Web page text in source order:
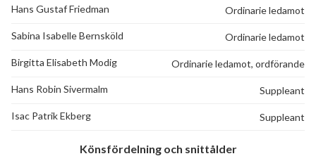
Hans Gustaf Friedman Ordinarie ledamot
Sabina Isabelle Bernsköld Ordinarie ledamot
Birgitta Elisabeth Modig Ordinarie ledamot, ordförande
Hans Robin Sivermalm Suppleant
Isac Patrik Ekberg Suppleant
Könsfördelning och snittålder